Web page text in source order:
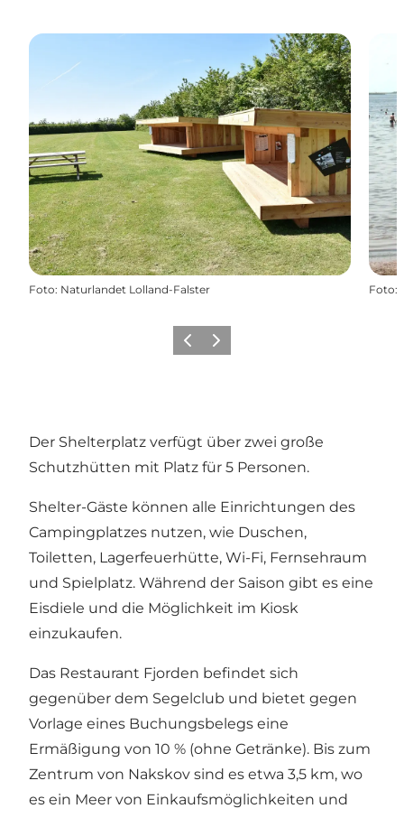
Foto: Naturlandet Lolland-Falster Foto:
ZurückWeiter
Der Shelterplatz verfügt über zwei große
Schutzhütten mit Platz für 5 Personen.
Shelter-Gäste können alle Einrichtungen des
Campingplatzes nutzen, wie Duschen,
Toiletten, Lagerfeuerhütte, Wi-Fi, Fernsehraum
und Spielplatz. Während der Saison gibt es eine
Eisdiele und die Möglichkeit im Kiosk
einzukaufen.
Das Restaurant Fjorden befindet sich
gegenüber dem Segelclub und bietet gegen
Vorlage eines Buchungsbelegs eine
Ermäßigung von 10 % (ohne Getränke). Bis zum
Zentrum von Nakskov sind es etwa 3,5 km, wo
es ein Meer von Einkaufsmöglichkeiten und